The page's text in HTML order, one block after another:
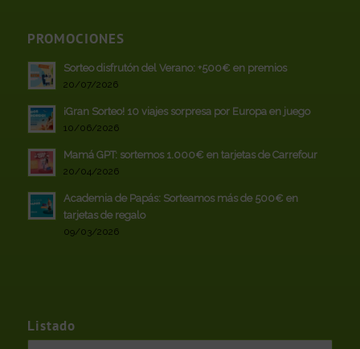
PROMOCIONES
Sorteo disfrutón del Verano: +500€ en premios
20/07/2026
¡Gran Sorteo! 10 viajes sorpresa por Europa en juego
10/06/2026
Mamá GPT: sortemos 1.000€ en tarjetas de Carrefour
20/04/2026
Academia de Papás: Sorteamos más de 500€ en
tarjetas de regalo
09/03/2026
Listado